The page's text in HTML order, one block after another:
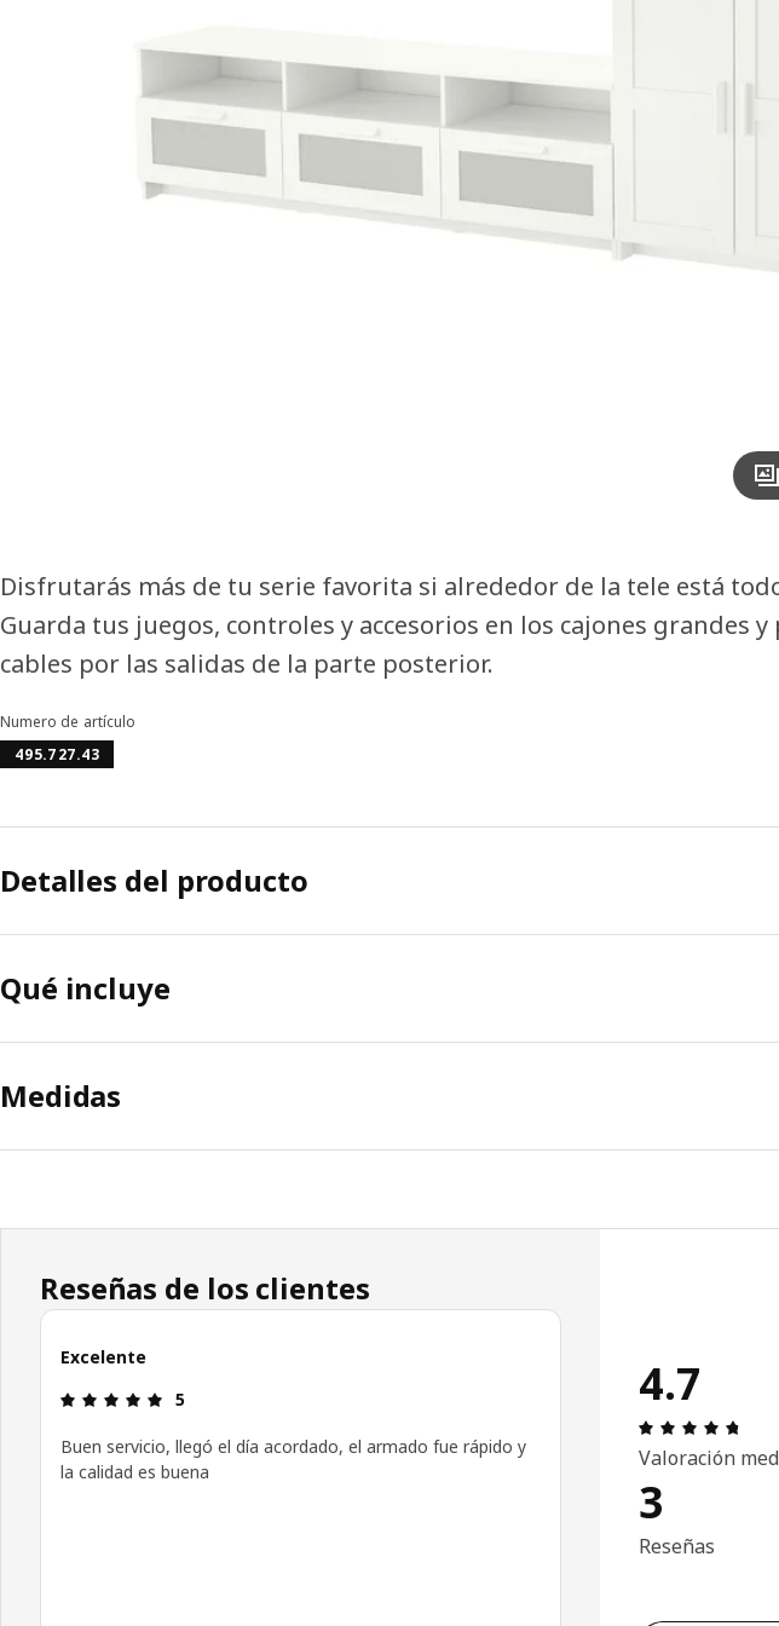
Image zoomed out, normal view
Disfrutarás más de tu serie favorita si alrededor de la tele está
Guarda tus juegos, controles y accesorios en los cajones grandes y
cables por las salidas de la parte posterior.
Numero de artículo
495.727.43
Detalles del producto
Qué incluye
Medidas
Reseñas de los clientes
Excelente
Revisión: 5 fuera de 5 estrellas.
5
Buen servicio, llegó el día acordado, el armado fue rápido y
la calidad es buena
4.7
Valoración
3
Reseñas